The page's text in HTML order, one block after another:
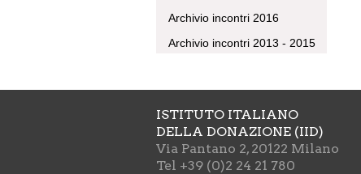
Archivio incontri 2016
Archivio incontri 2013 - 2015
ISTITUTO ITALIANO
DELLA DONAZIONE (IID)
Via Pantano 2, 20122 Milano
Tel +39 (0)2 24 21 780